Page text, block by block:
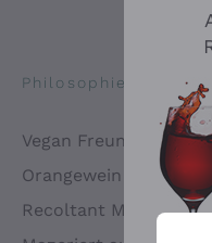
Philosophien
Vegan Freundlich
Orangewein
Recoltant Manipulant